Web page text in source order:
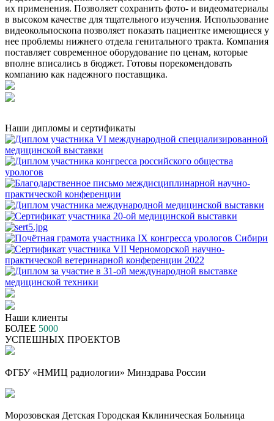
их применения. Позволяет сохранить фото- и видеоматериалы
в высоком качестве для тщательного изучения. Использование
видеокольпоскопа позволяет показать пациентке имеющиеся у
нее проблемы нижнего отдела генитального тракта. Компания
поставляет современное оборудование по ценам, которые
вполне вписались в бюджет. Готовы порекомендовать
компанию как надежного поставщика.
Наши дипломы и сертификаты
Наши клиенты
БОЛЕЕ 5000
УСПЕШНЫХ ПРОЕКТОВ
ФГБУ «НМИЦ радиологии» Минздрава России
Морозовская Детская Городская Кклиническая Больница